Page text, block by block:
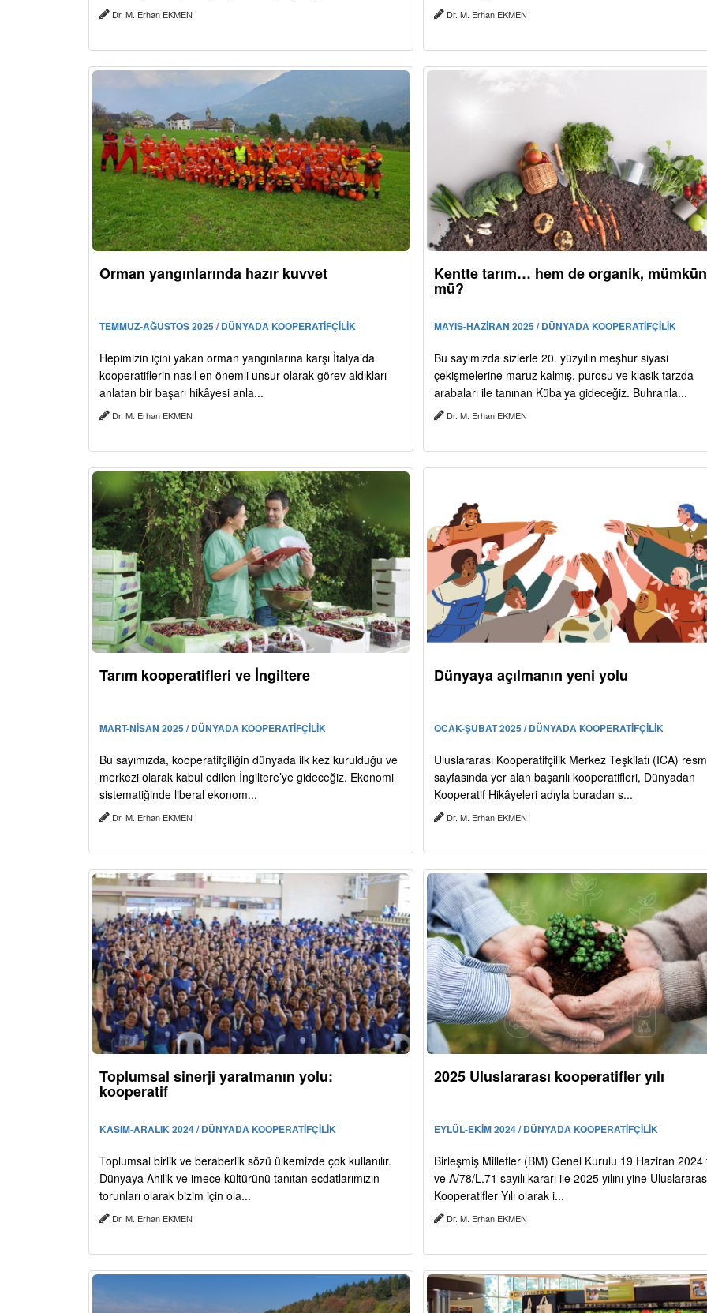
Dr. M. Erhan EKMEN Dr. M. Erhan EKMEN
Orman yangınlarında hazır kuvvet
TEMMUZ-AĞUSTOS 2025 / DÜNYADA KOOPERATİFÇİLİK
Hepimizin içini yakan orman yangınlarına karşı İtalya’da
kooperatiflerin nasıl en önemli unsur olarak görev aldıkları
anlatan bir başarı hikâyesi anla...
Dr. M. Erhan EKMEN
Kentte tarım… hem de organik, mümkün
mü?
MAYIS-HAZİRAN 2025 / DÜNYADA KOOPERATİFÇİLİK
Bu sayımızda sizlerle 20. yüzyılın meşhur siyasi
çekişmelerine maruz kalmış, purosu ve klasik tarzda
arabaları ile tanınan Küba’ya gideceğiz. Buhranla...
Dr. M. Erhan EKMEN
Tarım kooperatifleri ve İngiltere
MART-NİSAN 2025 / DÜNYADA KOOPERATİFÇİLİK
Bu sayımızda, kooperatifçiliğin dünyada ilk kez kurulduğu ve
merkezi olarak kabul edilen İngiltere’ye gideceğiz. Ekonomi
sistematiğinde liberal ekonom...
Dr. M. Erhan EKMEN
Dünyaya açılmanın yeni yolu
OCAK-ŞUBAT 2025 / DÜNYADA KOOPERATİFÇİLİK
Uluslararası Kooperatifçilik Merkez Teşkilatı (ICA)
sayfasında yer alan başarılı kooperatifleri, Dünyadan
Kooperatif Hikâyeleri adıyla buradan s...
Dr. M. Erhan EKMEN
Toplumsal sinerji yaratmanın yolu:
kooperatif
KASIM-ARALIK 2024 / DÜNYADA KOOPERATİFÇİLİK
Toplumsal birlik ve beraberlik sözü ülkemizde çok kullanılır.
Dünyaya Ahilik ve imece kültürünü tanıtan ecdatlarımızın
torunları olarak bizim için ola...
Dr. M. Erhan EKMEN
2025 Uluslararası kooperatifler yılı
EYLÜL-EKİM 2024 / DÜNYADA KOOPERATİFÇİLİK
Birleşmiş Milletler (BM) Genel Kurulu 19 Haziran 2024
ve A/78/L.71 sayılı kararı ile 2025 yılını yine
Kooperatifler Yılı olarak i...
Dr. M. Erhan EKMEN